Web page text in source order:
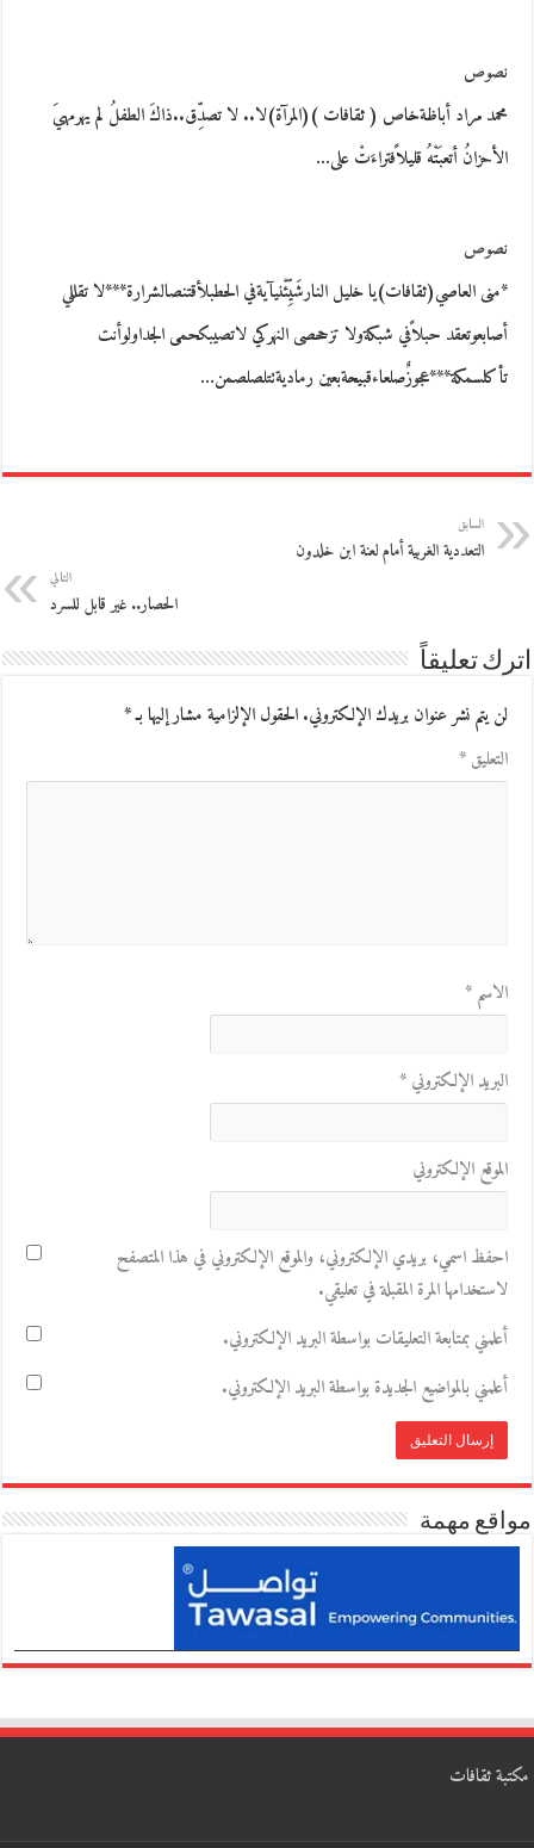
نصوص
محمد مراد أباظةخاص ( ثقافات )(المرآة)لا.. لا تصدِّق..ذاكَ الطفلُ لم يهرمهيَ
الأحزانُ أتعبَتْهُ قليلاًفتراءَتْ على…
نصوص
*منى العاصي(ثقافات)يا خليل النارشَيِّئْنيآيةفي الحطبلأقتنصالشرارة***لا تقللي
أصابعوتعقد حبلاًفي شبكةولا تزححصى النهركي لاتصيبكحمى الجداولوأنت
تأكلسمكة***عجوزٌصلعاءقبيحةبعين رماديةتتلصلصمن…
السابق
التعددية الغربية أمام لعنة ابن خلدون
التالي
الحصار.. غير قابل للسرد
اترك تعليقاً
لن يتم نشر عنوان بريدك الإلكتروني.الحقول الإلزامية مشار إليها بـ*
التعليق*
الاسم*
البريد الإلكتروني*
الموقع الإلكتروني
احفظ اسمي، بريدي الإلكتروني، والموقع الإلكتروني في هذا المتصفح
لاستخدامها المرة المقبلة في تعليقي.
أعلمني بمتابعة التعليقات بواسطة البريد الإلكتروني.
أعلمني بالمواضيع الجديدة بواسطة البريد الإلكتروني.
مواقع مهمة
مكتبة ثقافات